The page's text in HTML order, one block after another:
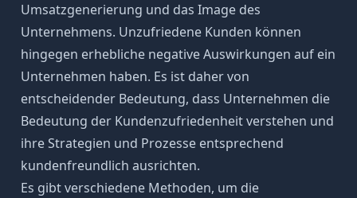
Umsatzgenerierung und das Image des
Unternehmens. Unzufriedene Kunden können
hingegen erhebliche negative Auswirkungen auf ein
Unternehmen haben. Es ist daher von
entscheidender Bedeutung, dass Unternehmen die
Bedeutung der Kundenzufriedenheit verstehen und
ihre Strategien und Prozesse entsprechend
kundenfreundlich ausrichten.
Es gibt verschiedene Methoden, um die